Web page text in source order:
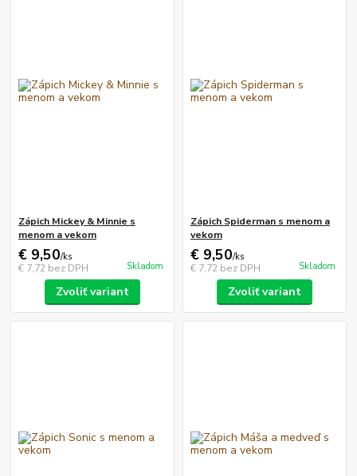
Zápich Mickey & Minnie s
menom a vekom
€ 9,50/ks
€ 7,72 bez DPH Skladom
Zvoliť variant
Zápich Spiderman s menom a
vekom
€ 9,50/ks
€ 7,72 bez DPH Skladom
Zvoliť variant